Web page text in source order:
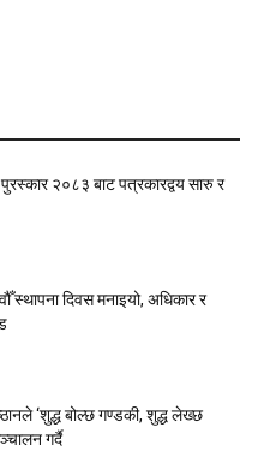
२०८३ बाट पत्रकारद्वय सारु र
स्थापना दिवस मनाइयो, अधिकार र
‘शुद्ध बोल्छ गण्डकी, शुद्ध लेख्छ
गर्दै